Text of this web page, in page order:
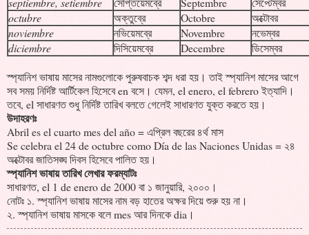
octubre
অক্তুব্রে Octobre
অক্টোবর
noviembre
নভিয়েমব্রে Novembre
নভেম্বর
diciembre
দিসিয়েমব্রে Decembre
ডিসেম্বর
স্প্যানিশ ভাষায় মাসের নামগুলোকে পুরুষবাচক শব্দ ধরা হয়। তাই স্প্যানিশ মাসের আগে
সব সময় নির্দিষ্ট আর্টিকেল হিসেবে en বসে। যেমন, el enero, el febrero ইত্যাদি।
তবে, el সাধারণত শুধু নির্দিষ্ট তারিখ বলতে গেলেই সাধারণত যুক্ত করতে হয়।
উদাহরণঃ
Abril es el cuarto mes del año = এপ্রিল বছরের ৪র্থ মাস
Se celebra el 24 de octubre como Día de las Naciones Unidas = ২৪
অক্টোবর জাতিসঙ্ঘ দিবস হিসেবে পালিত হয়।
স্প্যানিশ ভাষায় তারিখ লেখার ফরম্যাটঃ
সাধারণত, el 1 de enero de 2000 বা ১ জানুয়ারি, ২০০০।
নোটঃ ১. স্প্যানিশ ভাষায় মাসের নাম বড় হাতের অক্ষর দিয়ে শুরু হয় না।
২. স্প্যানিশ ভাষায় মাসকে বলে mes আর দিনকে dia।